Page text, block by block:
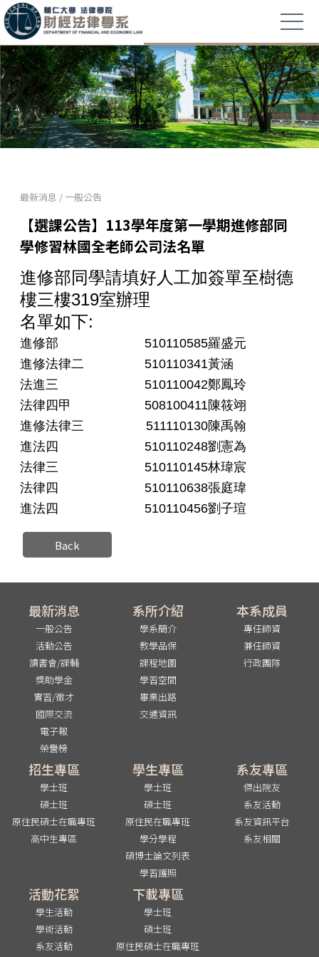
最新消息 / 一般公告
【選課公告】113學年度第一學期進修部同
學修習林國全老師公司法名單
進修部同學請填好人工加簽單至樹德
樓三樓319室辦理
名單如下:
進修部 510110585羅盛元
進修法律二
510110341黃涵
法進三
510110042鄭鳳玲
法律四甲
508100411陳筱翊
進修法律三
511110130陳禹翰
進法四
510110248劉憲為
法律三
510110145林瑋宸
法律四
510110638張庭瑋
進法四
510110456劉子瑄
Back
最新消息
一般公告
活動公告
讀書會/課輔
獎助學金
實習/徵才
國際交流
電子報
榮譽榜
系所介紹
學系簡介
教學品保
課程地圖
學習空間
畢業出路
交通資訊
本系成員
專任師資
兼任師資
行政團隊
招生專區
學士班
碩士班
原住民碩士在職專班
高中生專區
學生專區
學士班
碩士班
原住民在職專班
學分學程
碩博士論文列表
學習護照
系友專區
傑出院友
系友活動
系友資訊平台
系友相關
活動花絮
學生活動
學術活動
系友活動
下載專區
學士班
碩士班
原住民碩士在職專班